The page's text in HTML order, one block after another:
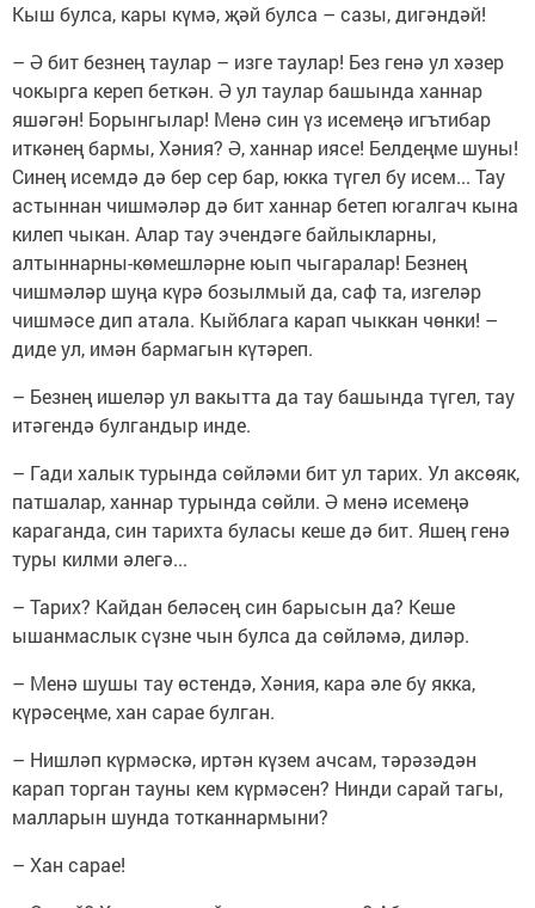
Кыш булса, кары күмә, җәй булса – сазы, дигәндәй!
– Ә бит безнең таулар – изге таулар! Без генә ул хәзер
чокырга кереп беткән. Ә ул таулар башында ханнар
яшәгән! Борынгылар! Менә син үз исемеңә игътибар
иткәнең бармы, Хәния? Ә, ханнар иясе! Белдеңме шуны!
Синең исемдә дә бер сер бар, юкка түгел бу исем... Тау
астыннан чишмәләр дә бит ханнар бетеп югалгач кына
килеп чыкан. Алар тау эчендәге байлыкларны,
алтыннарны-көмешләрне юып чыгаралар! Безнең
чишмәләр шуңа күрә бозылмый да, саф та, изгеләр
чишмәсе дип атала. Кыйблага карап чыккан чөнки! –
диде ул, имән бармагын күтәреп.
– Безнең ишеләр ул вакытта да тау башында түгел, тау
итәгендә булгандыр инде.
– Гади халык турында сөйләми бит ул тарих. Ул аксөяк,
патшалар, ханнар турында сөйли. Ә менә исемеңә
караганда, син тарихта буласы кеше дә бит. Яшең генә
туры килми әлегә...
– Тарих? Кайдан беләсең син барысын да? Кеше
ышанмаслык сүзне чын булса да сөйләмә, диләр.
– Менә шушы тау өстендә, Хәния, кара әле бу якка,
күрәсеңме, хан сарае булган.
– Нишләп күрмәскә, иртән күзем ачсам, тәрәзәдән
карап торган тауны кем күрмәсен? Нинди сарай тагы,
малларын шунда тотканнармыни?
– Хан сарае!